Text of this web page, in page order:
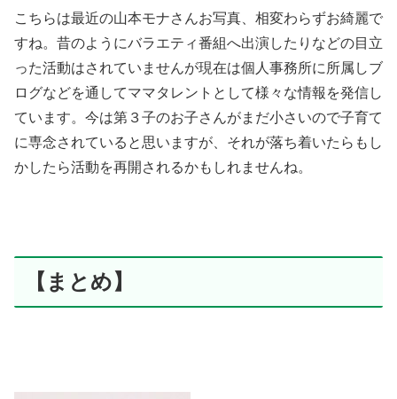
こちらは最近の山本モナさんお写真、相変わらずお綺麗で
すね。昔のようにバラエティ番組へ出演したりなどの目立
った活動はされていませんが現在は個人事務所に所属しブ
ログなどを通してママタレントとして様々な情報を発信し
ています。今は第３子のお子さんがまだ小さいので子育て
に専念されていると思いますが、それが落ち着いたらもし
かしたら活動を再開されるかもしれませんね。
【まとめ】